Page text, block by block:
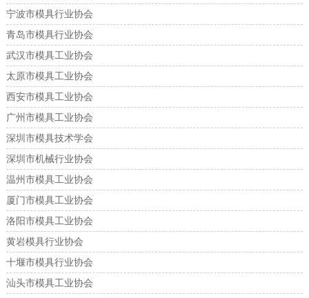
宁波市模具行业协会
青岛市模具行业协会
武汉市模具工业协会
太原市模具工业协会
西安市模具工业协会
广州市模具工业协会
深圳市模具技术学会
深圳市机械行业协会
温州市模具工业协会
厦门市模具工业协会
洛阳市模具工业协会
黄岩模具行业协会
十堰市模具行业协会
汕头市模具工业协会